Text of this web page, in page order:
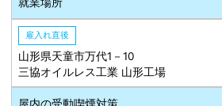
雇入れ直後
山形県天童市万代1－10
三協オイルレス工業 山形工場